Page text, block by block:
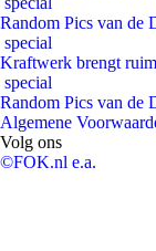
Random Pics van de
special
Kraftwerk brengt
special
Random Pics van de
Algemene
Volg ons
©FOK.nl e.a.